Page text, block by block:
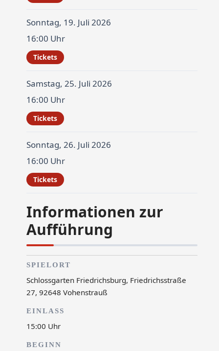
Sonntag, 19. Juli 2026
16:00 Uhr
Tickets
Samstag, 25. Juli 2026
16:00 Uhr
Tickets
Sonntag, 26. Juli 2026
16:00 Uhr
Tickets
Informationen zur
Aufführung
SPIELORT
Schlossgarten Friedrichsburg, Friedrichsstraße
27, 92648 Vohenstrauß
EINLASS
15:00 Uhr
BEGINN